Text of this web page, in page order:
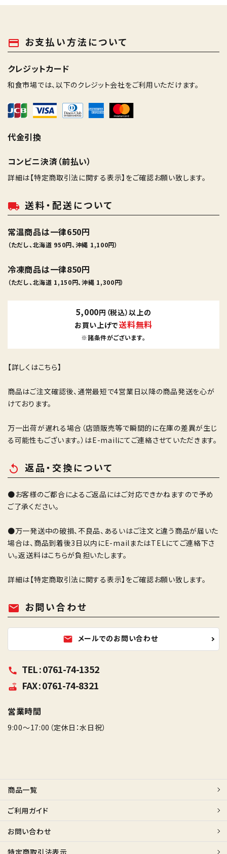
payment お支払い方法について
クレジットカード
和食市場では、以下のクレジット会社をご利用いただけます。
代金引換
コンビニ決済（前払い）
詳細は【特定商取引法に関する表示】 をご確認お願い致します。
local_shipping 送料・配送について
常温商品は一律650円
（ただし、北海道 950円、沖縄 1,100円）
冷凍商品は一律850円
（ただし、北海道 1,150円、沖縄 1,300円）
5,000円（税込）以上の
お買い上げで送料無料
※諸条件がございます。
【詳しくはこちら】
商品はご注文確認後、通常最短で4営業日以降の商品発送を心が
けております。
万一出荷が遅れる場合（店頭販売等で瞬間的に在庫の差異が生じ
る可能性もございます。）はE-mailにてご連絡させていただきます。
replay 返品・交換について
●お客様のご都合によるご返品にはご対応できかねますので予め
ご了承ください。
●万一発送中の破損、不良品、あるいはご注文と違う商品が届いた
場合は、商品到着後3日以内にE-mailまたはTELにてご連絡下さ
い。返送料はこちらが負担いたします。
詳細は【特定商取引法に関する表示】 をご確認お願い致します。
mail お問い合わせ
mail メールでのお問い合わせ
call TEL : 0761-74-1352
router FAX : 0761-74-8321
営業時間
9:00～17:00（定休日：水日祝）
商品一覧
ご利用ガイド
お問い合わせ